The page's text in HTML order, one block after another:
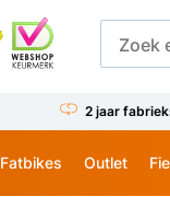
2 jaar
Fatbikes Outlet